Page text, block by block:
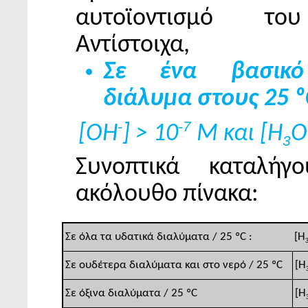
αυτοϊοντισμό
Αντίστοιχα,
Σε ένα βασικό
διάλυμα στους 25
[ΟΗ-] > 10-7 M και [Η3Ο
Συνοπτικά
ακόλουθο πίνακα:
Σε όλα τα υδατικά διαλύματα / 25 ºC : [Η 3
Σε ουδέτερα διαλύματα και στο νερό / 25 ºC [Η
Σε όξινα διαλύματα / 25 ºC [Η